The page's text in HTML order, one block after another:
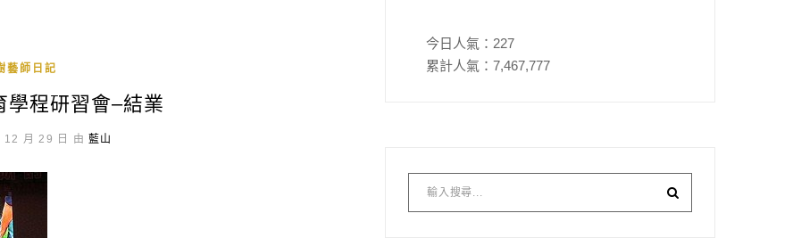
藝師日記
學程研習會–結業
12 月 29 日 由 藍山
今日人氣： 227
累計人氣： 7,467,777